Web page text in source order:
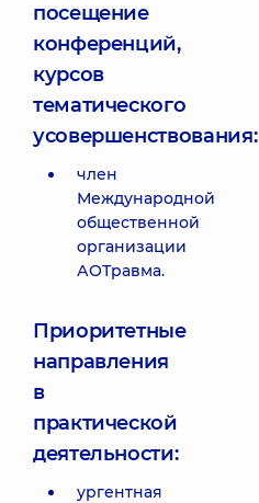
посещение
конференций,
курсов
тематического
усовершенствования:
член
Международной
общественной
организации
АОТравма.
Приоритетные
направления
в
практической
деятельности:
ургентная